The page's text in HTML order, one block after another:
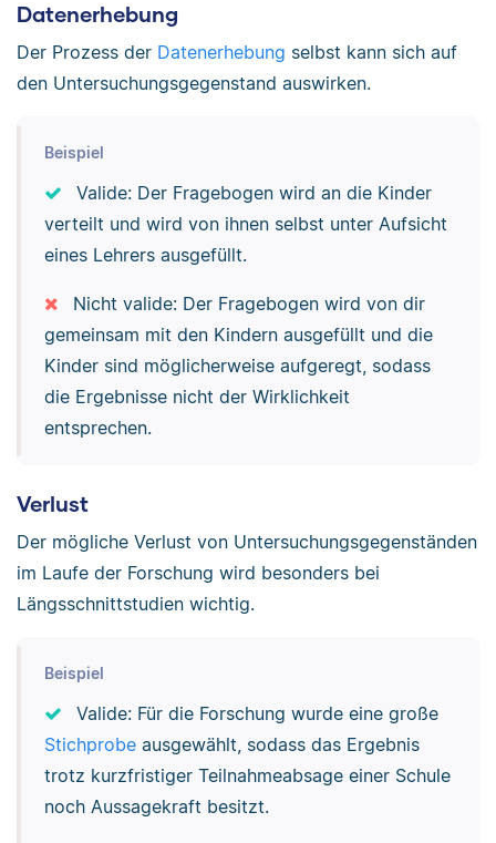
Datenerhebung
Der Prozess der Datenerhebung selbst kann sich auf
den Untersuchungsgegenstand auswirken.
Beispiel
Valide: Der Fragebogen wird an die Kinder
verteilt und wird von ihnen selbst unter Aufsicht
eines Lehrers ausgefüllt.
Nicht valide: Der Fragebogen wird von dir
gemeinsam mit den Kindern ausgefüllt und die
Kinder sind möglicherweise aufgeregt, sodass
die Ergebnisse nicht der Wirklichkeit
entsprechen.
Verlust
Der mögliche Verlust von Untersuchungsgegenständen
im Laufe der Forschung wird besonders bei
Längsschnittstudien wichtig.
Beispiel
Valide: Für die Forschung wurde eine große
Stichprobeausgewählt, sodass das Ergebnis
trotz kurzfristiger Teilnahmeabsage einer Schule
noch Aussagekraft besitzt.